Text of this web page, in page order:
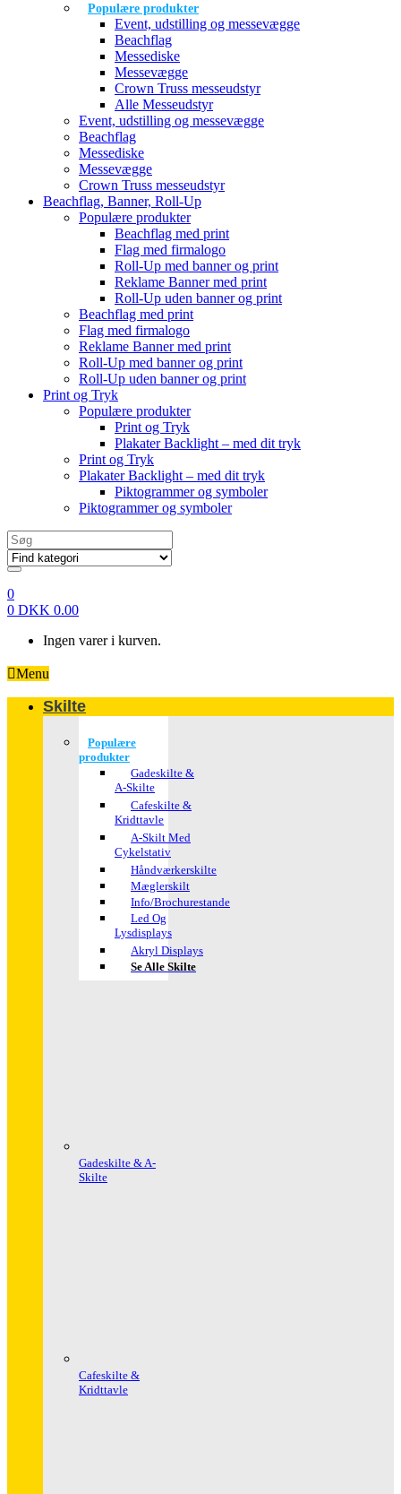
Populære produkter
Event, udstilling og messevægge
Beachflag
Messediske
Messevægge
Crown Truss messeudstyr
Alle Messeudstyr
Event, udstilling og messevægge
Beachflag
Messediske
Messevægge
Crown Truss messeudstyr
Beachflag, Banner, Roll-Up
Populære produkter
Beachflag med print
Flag med firmalogo
Roll-Up med banner og print
Reklame Banner med print
Roll-Up uden banner og print
Beachflag med print
Flag med firmalogo
Reklame Banner med print
Roll-Up med banner og print
Roll-Up uden banner og print
Print og Tryk
Populære produkter
Print og Tryk
Plakater Backlight – med dit tryk
Print og Tryk
Plakater Backlight – med dit tryk
Piktogrammer og symboler
Piktogrammer og symboler
Search
for:
0
0 DKK 0.00
Ingen varer i kurven.
Menu
Skilte
Populære
produkter
Gadeskilte &
A-Skilte
Cafeskilte &
Kridttavle
A-Skilt Med
Cykelstativ
Håndværkerskilte
Mæglerskilt
Info/brochurestande
Led Og
Lysdisplays
Akryl Displays
Se Alle Skilte
Gadeskilte & A-
Skilte
Cafeskilte &
Kridttavle